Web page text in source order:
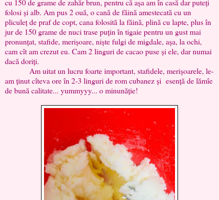
cu 150 de grame de zahăr brun, pentru că așa am în casă dar puteți
folosi și alb. Am pus 2 ouă, o cană de făină amestecată cu un
pliculeț de praf de copt, cana folosită la făină, plină cu lapte, plus în
jur de 150 grame de nuci trase puțin în tigaie pentru un gust mai
pronunțat, stafide, merișoare, niște fulgi de migdale, așa, la ochi,
cam cît am crezut eu. Cam 2 linguri de cacao puse și ele, dar numai
dacă doriți.
Am uitat un lucru foarte important, stafidele, merișoarele, le-
am ținut cîteva ore în 2-3 linguri de rom cubanez și esență de lămîe
de bună calitate... yummyyy... o minunăție!